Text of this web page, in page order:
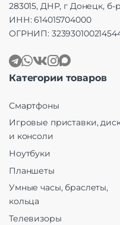
283015, ДНР, г Донецк,
ИНН: 614015704000
ОГРНИП:
Категории товаров
Смартфоны
Игровые приставки,
и консоли
Ноутбуки
Планшеты
Умные часы, браслеты,
кольца
Телевизоры